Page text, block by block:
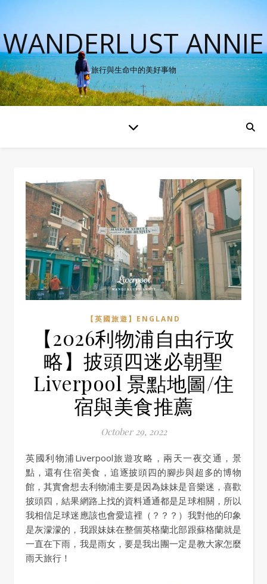
WANDERLUST ANNIE
旅行與生命中的美好事物
【英國旅遊】ENGLAND
【2026利物浦自由行攻
略】披頭四迷必朝聖
Liverpool 景點地圖/住
宿與美食推薦
October 29, 2022
英國利物浦Liverpool旅遊攻略，兩天一夜交通，景
點，還有住宿美食，追逐披頭四的腳步與超多的博物
館，其實會想去利物浦主要是因為妹妹是音樂迷，喜歡
披頭四，結果網路上找的資料通通都是足球相關，所以
我相信足球迷應該也會愛這裡（？？？）我對他的印象
是灰濛濛的，我跟妹妹在整個英格蘭北部跟蘇格蘭就是
一直在下雨，我是雨女，要是我出團一定是教大家怎麼
雨天旅行！